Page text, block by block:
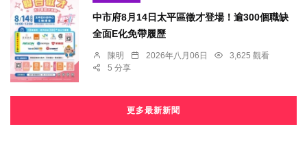
中市府8月14日太平區徵才登場！逾300個職缺
全面E化免帶履歷
陳明 2026年八月06日
3,625 觀看
5 分享
更多最新新聞